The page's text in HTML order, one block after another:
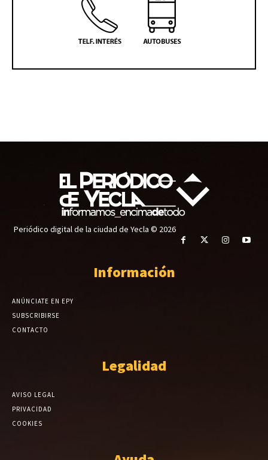
Periódico digital de la ciudad de Yecla © 2026
Información
ANÚNCIATE EN EPY
SUBSCRIBIRSE
CONTACTO
Legalidad
AVISO LEGAL
PRIVACIDAD
COOKIES